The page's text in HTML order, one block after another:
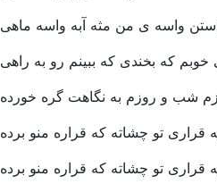
واسه ی من مثه آبه واسه ماهی
خوبم که بخندی که ببینم رو به راهی
شب و روزم به نگاهت گره خورده
قراری تو چشاته که قراره منو برده
قراری تو چشاته که قراره منو برده